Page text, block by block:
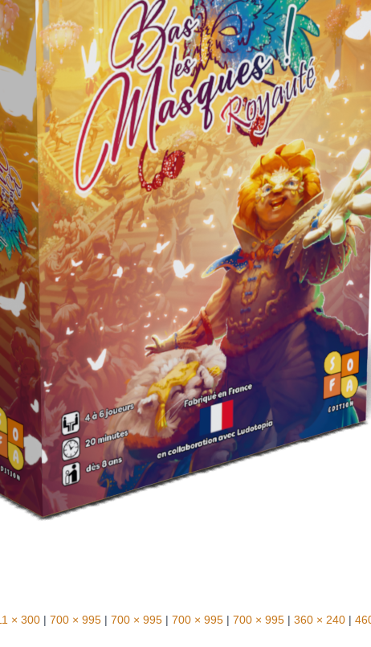
× 300 | 700 × 995 | 700 × 995 | 700 × 995 | 700 × 995 | 360 × 240 |